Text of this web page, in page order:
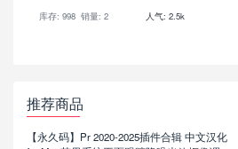
库存: 998 销量: 2 人气: 2.5k
推荐商品
【永久码】Pr 2020-2025插件合辑 中文汉化